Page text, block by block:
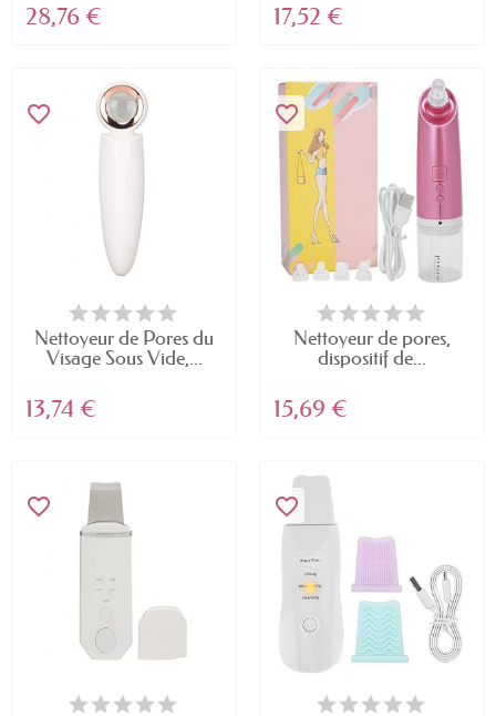
28,76 € 17,52 €
favorite_border
Nettoyeur de Pores du
Visage Sous Vide,...
13,74 €
favorite_border
Nettoyeur de pores,
dispositif de...
15,69 €
favorite_border favorite_border